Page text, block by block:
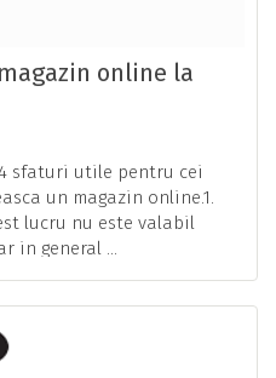
online la
sfaturi utile pentru cei
un magazin online.1.
lucru nu este valabil
in general ...